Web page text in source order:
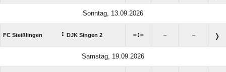
Sonntag, 13.09.2026
FC Steißlingen : DJK Singen 2 : – –
Samstag, 19.09.2026